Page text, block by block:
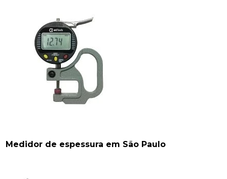
Medidor de espessura em São Paulo